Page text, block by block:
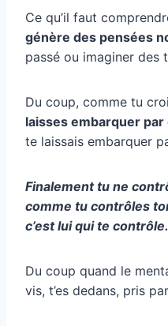
Ce qu’il faut
génère des pensées
passé ou imaginer des
Du coup, comme tu
laisses embarquer par
te laissais embarquer
Finalement tu ne
comme tu contrôles
c’est lui qui te contrôle.
Du coup quand le
vis, t’es dedans, pris